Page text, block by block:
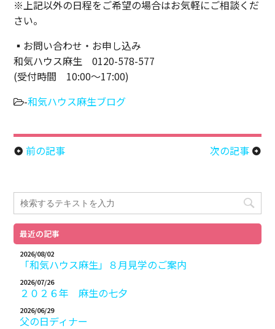
※上記以外の日程をご希望の場合はお気軽にご相談くだ
さい。
▪️お問い合わせ・お申し込み
和気ハウス麻生 0120-578-577
(受付時間 10:00～17:00)
-和気ハウス麻生ブログ
arrow_circle_left 前の記事 次の記事 arrow_circle_right
最近の記事
2026/08/02
「和気ハウス麻生」８月見学のご案内
2026/07/26
２０２６年 麻生の七夕
2026/06/29
父の日ディナー